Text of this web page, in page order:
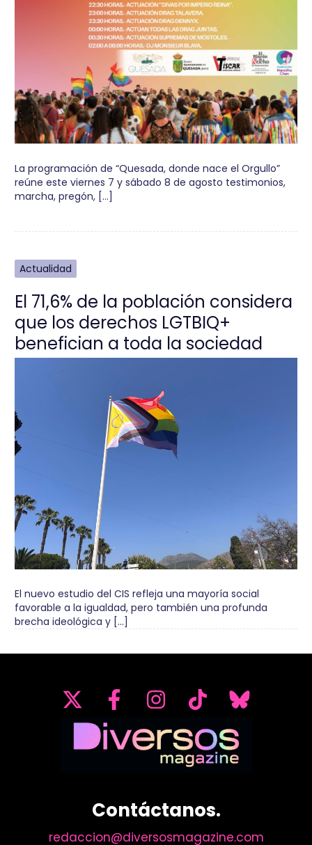
La programación de “Quesada, donde nace el Orgullo”
reúne este viernes 7 y sábado 8 de agosto testimonios,
marcha, pregón, […]
Actualidad
El 71,6% de la población considera
que los derechos LGTBIQ+
benefician a toda la sociedad
El nuevo estudio del CIS refleja una mayoría social
favorable a la igualdad, pero también una profunda
brecha ideológica y […]
Contáctanos.
redaccion@diversosmagazine.com